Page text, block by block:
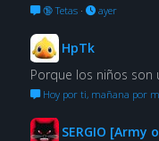
🔞 Tetas· ayer
HpTk
Porque los niños son
Hoy por ti, mañana por
SERGIO [Army